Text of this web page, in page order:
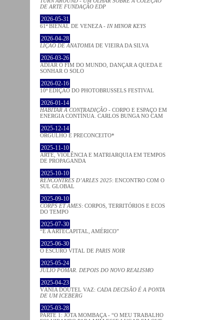
DE ARTE FUNDAÇÃO EDP
2026-05-31
61ª BIENAL DE VENEZA - IN MINOR KEYS
2026-04-28
LIÇÃO DE ANATOMIA DE VIEIRA DA SILVA
2026-03-26
ADIAR O FIM DO MUNDO, DANÇAR A QUEDA E
SONHAR O SOLO
2026-02-16
10ª EDIÇÃO DO PHOTOBRUSSELS FESTIVAL
2026-01-14
HABITAR A CONTRADIÇÃO - CORPO E ESPAÇO EM
ENERGIA CONTÍNUA. CARLOS BUNGA NO CAM
2025-12-14
ORGULHO E PRECONCEITO*
2025-11-10
ARTE, VIOLÊNCIA E MATRIARQUIA EM TEMPOS
DE PROPAGANDA
2025-10-10
RENCONTRES D’ARLES 2025: ENCONTRO COM O
SUL GLOBAL
2025-09-10
CORPS ET ÂMES: CORPOS, TERRITÓRIOS E ECOS
DO TEMPO
2025-07-30
“É A ARTECAPITAL, AMÉRICO”
2025-06-30
O ESCURO VITAL DE PARIS NOIR
2025-05-24
JÚLIO POMAR. DEPOIS DO NOVO REALISMO
2025-04-23
VÂNIA DOUTEL VAZ: CADA DECISÃO É A PONTA
DE UM ICEBERG
2025-03-28
PARTE 1: JOTA MOMBAÇA - “O MEU TRABALHO